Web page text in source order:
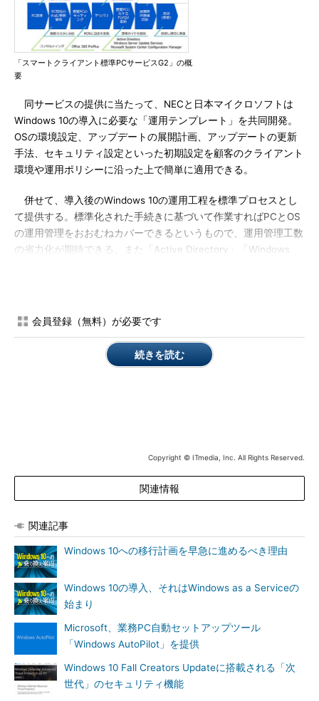
「スマートクライアント標準PCサービスG2」の概
要
同サービスの提供に当たって、NECと日本マイクロソフトは
Windows 10の導入に必要な「運用テンプレート」を共同開発。
OSの環境設定、アップデートの展開計画、アップデートの更新
手法、セキュリティ設定といった初期設定を顧客のクライアント
環境や運用ポリシーに沿った上で簡単に適用できる。
併せて、導入後のWindows 10の運用工程を標準プロセスとし
て提供する。標準化された手続きに基づいて作業すればPCとOS
の運用管理をおおむねカバーできるというもので、運用管理工数
の省力化が期待できる。また「Active Directory」「Windows
している。
会員登録（無料）が必要です
続きを読む
Copyright © ITmedia, Inc. All Rights Reserved.
関連情報
関連記事
Windows 10への移行計画を早急に進めるべき理由
Windows 10の導入、それはWindows as a Serviceの
始まり
Microsoft、業務PC自動セットアップツール
「Windows AutoPilot」を提供
Windows 10 Fall Creators Updateに搭載される「次
世代」のセキュリティ機能